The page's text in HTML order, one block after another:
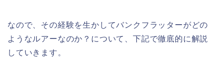
なので、その経験を生かしてバンクフラッターがどの
ようなルアーなのか？について、下記で徹底的に解説
していきます。